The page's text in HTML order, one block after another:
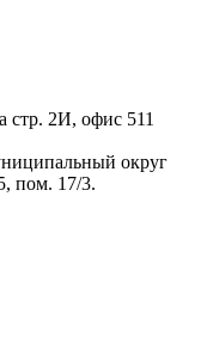
стр. 2И, офис 511
округ
пом. 17/3.